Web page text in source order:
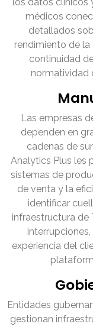
médicos
detallados
rendimiento de
continuidad
normatividad
Las empresas
dependen en
cadenas de
Analytics Plus les
sistemas de
de venta y la
identificar
infraestructura de
experiencia del
Entidades
gestionan